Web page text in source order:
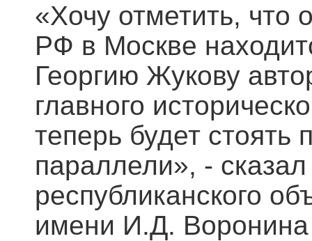
«Хочу отметить, что
РФ в Москве
Георгию Жукову
главного
теперь будет стоять
параллели», -
республиканского
имени И.Д.